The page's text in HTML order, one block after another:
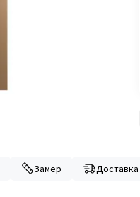
Замер Доставка